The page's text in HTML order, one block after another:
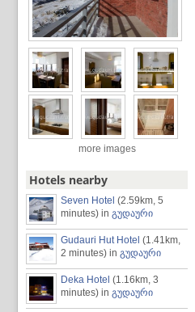
more images
Hotels nearby
Seven Hotel (2.59km, 5
minutes) in გუდაური
Gudauri Hut Hotel (1.41km,
2 minutes) in გუდაური
Deka Hotel (1.16km, 3
minutes) in გუდაური